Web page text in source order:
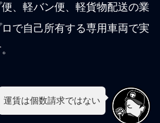
、軽バン便、軽貨物配送の業
で自己所有する専用車両で実
運賃は個数請求ではない